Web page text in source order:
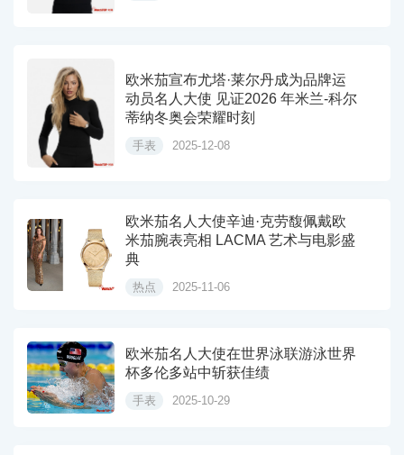
欧米茄宣布尤塔·莱尔丹成为品牌运
动员名人大使 见证2026 年米兰-科尔
蒂纳冬奥会荣耀时刻
手表 2025-12-08
欧米茄名人大使辛迪·克劳馥佩戴欧
米茄腕表亮相 LACMA 艺术与电影盛
典
热点 2025-11-06
欧米茄名人大使在世界泳联游泳世界
杯多伦多站中斩获佳绩
手表 2025-10-29